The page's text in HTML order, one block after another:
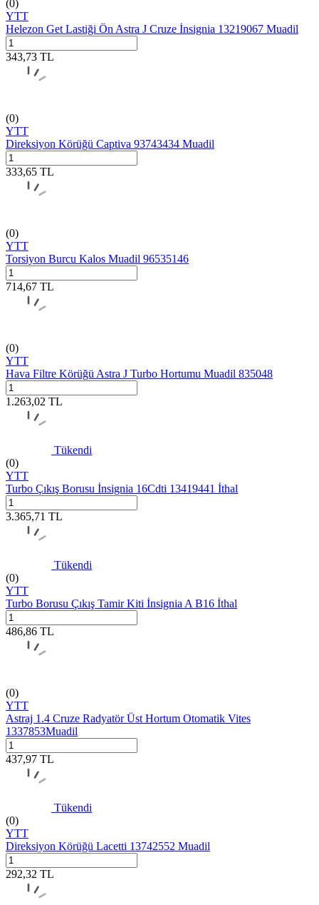
(0)
YTT
Helezon Get Lastiği Ön Astra J Cruze İnsignia 13219067 Muadil
343,73 TL
(0)
YTT
Direksiyon Körüğü Captiva 93743434 Muadil
333,65 TL
(0)
YTT
Torsiyon Burcu Kalos Muadil 96535146
714,67 TL
(0)
YTT
Hava Filtre Körüğü Astra J Turbo Hortumu Muadil 835048
1.263,02 TL
Tükendi
(0)
YTT
Turbo Çıkış Borusu İnsignia 16Cdti 13419441 İthal
3.365,71 TL
Tükendi
(0)
YTT
Turbo Borusu Çıkış Tamir Kiti İnsignia A B16 İthal
486,86 TL
(0)
YTT
Astraj 1.4 Cruze Radyatör Üst Hortum Otomatik Vites
1337853Muadil
437,97 TL
Tükendi
(0)
YTT
Direksiyon Körüğü Lacetti 13742552 Muadil
292,32 TL